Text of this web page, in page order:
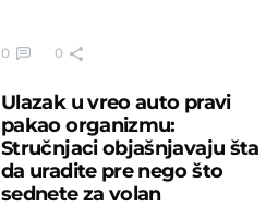
0 0
Ulazak u vreo auto pravi
pakao organizmu:
Stručnjaci objašnjavaju šta
da uradite pre nego što
sednete za volan